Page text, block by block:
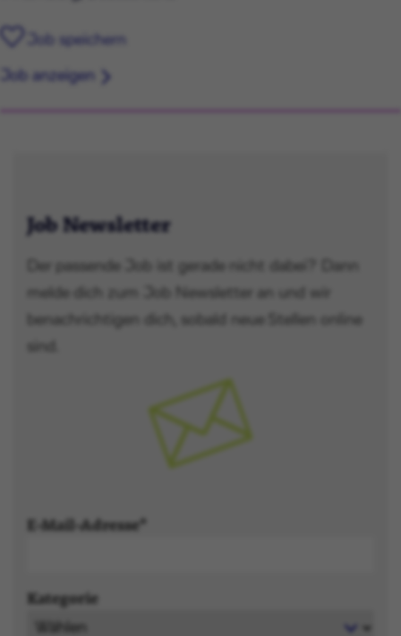
Job speichern
Job anzeigen
Job Newsletter
Der passende Job ist gerade nicht dabei? Dann
melde dich zum Job Newsletter an und wir
benachrichtigen dich, sobald neue Stellen online
E-Mail-Adresse
Kategorie